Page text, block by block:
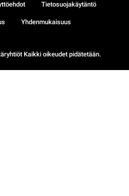
Kaikki oikeudet pidätetään.
Tietosuojakäytäntö
Yhdenmukaisuus